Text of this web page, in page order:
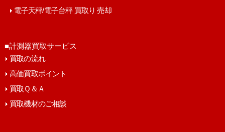
電子天秤/電子台秤 買取り 売却
■計測器買取サービス
買取の流れ
高価買取ポイント
買取Ｑ＆Ａ
買取機材のご相談